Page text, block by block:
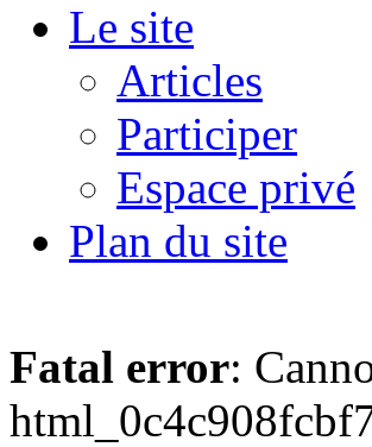
Le site
Articles
Participer
Espace privé
Plan du site
Fatal error: